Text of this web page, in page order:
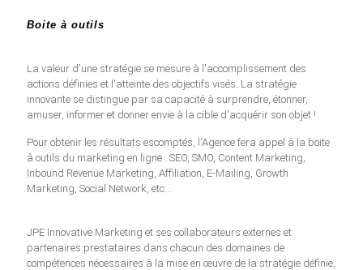
Boite à outils
La valeur d'une stratégie se mesure à l'accomplissement des
actions définies et l'atteinte des objectifs visés. La stratégie
innovante se distingue par sa capacité à surprendre, étonner,
amuser, informer et donner envie à la cible d'acquérir son objet !
Pour obtenir les résultats escomptés, l'Agence fera appel à la boite
à outils du marketing en ligne : SEO, SMO, Content Marketing,
Inbound Revenue Marketing, Affiliation, E-Mailing, Growth
Marketing, Social Network, etc…
JPE Innovative Marketing et ses collaborateurs externes et
partenaires prestataires dans chacun des domaines de
compétences nécessaires à la mise en œuvre de la stratégie définie,